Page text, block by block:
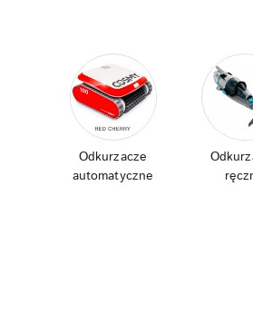
Odkurzacze
automatyczne